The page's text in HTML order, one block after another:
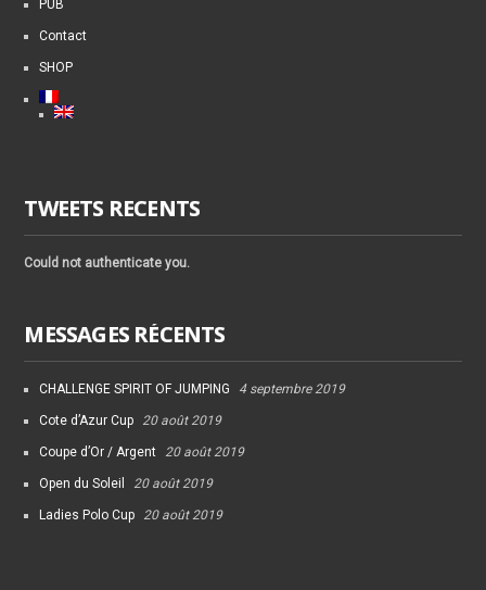
PUB
Contact
SHOP
TWEETS RECENTS
Could not authenticate you.
MESSAGES RÉCENTS
CHALLENGE SPIRIT OF JUMPING 4 septembre 2019
Cote d’Azur Cup 20 août 2019
Coupe d’Or / Argent 20 août 2019
Open du Soleil 20 août 2019
Ladies Polo Cup 20 août 2019